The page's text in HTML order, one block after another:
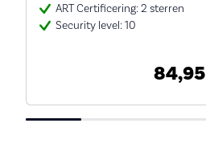
ART Certificering: 2 sterren
Security level: 10
84,95